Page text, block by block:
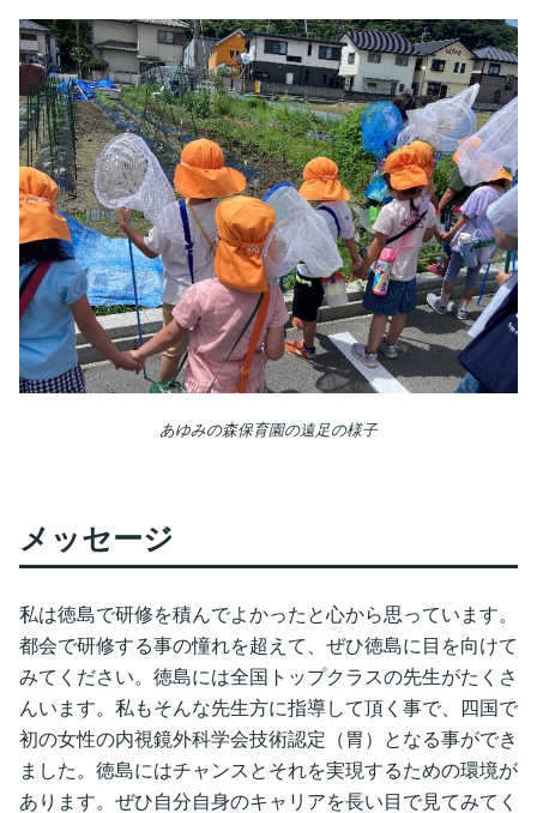
あゆみの森保育園の遠足の様子
メッセージ
私は徳島で研修を積んでよかったと心から思っています。
都会で研修する事の憧れを超えて、ぜひ徳島に目を向けて
みてください。徳島には全国トップクラスの先生がたくさ
んいます。私もそんな先生方に指導して頂く事で、四国で
初の女性の内視鏡外科学会技術認定（胃）となる事ができ
ました。徳島にはチャンスとそれを実現するための環境が
あります。ぜひ自分自身のキャリアを長い目で見てみてく